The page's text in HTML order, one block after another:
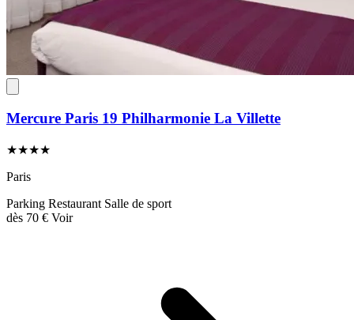
Mercure Paris 19 Philharmonie La Villette
★★★★
Paris
Parking Restaurant Salle de sport
dès 70 € Voir